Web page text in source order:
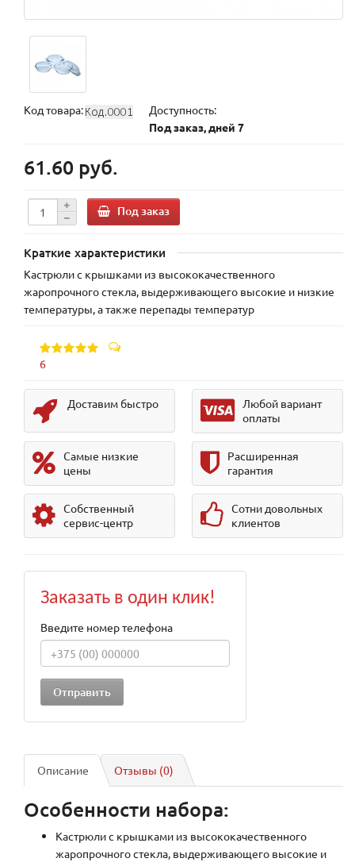
Код товара:
Доступность:
Под заказ, дней 7
61.60 руб.
Под заказ
Краткие характеристики
Кастрюли с крышками из высококачественного
жаропрочного стекла, выдерживающего высокие и низкие
температуры, а также перепады температур
6
Доставим быстро
Любой вариант
оплаты
Самые низкие
цены
Расширенная
гарантия
Собственный
сервис-центр
Сотни довольных
клиентов
Заказать в один клик!
Введите номер телефона
Описание Отзывы (0)
Особенности набора:
Кастрюли с крышками из высококачественного
жаропрочного стекла, выдерживающего высокие и